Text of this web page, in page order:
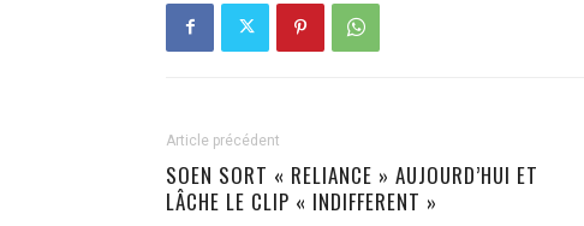
Article précédent
SOEN SORT « RELIANCE » AUJOURD’HUI ET
LÂCHE LE CLIP « INDIFFERENT »